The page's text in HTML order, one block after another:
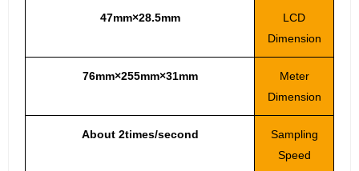
LCD
Dimension
47mm×28.5mm
Meter
Dimension
76mm×255mm×31mm
Sampling
Speed
About 2times/second